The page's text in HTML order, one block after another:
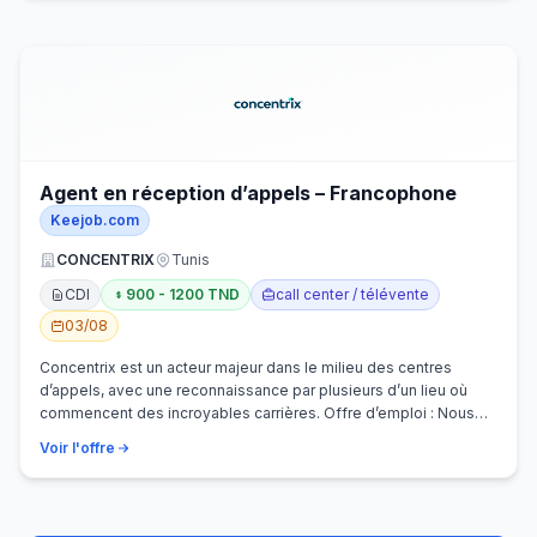
Agent en réception d’appels – Francophone
Keejob.com
CONCENTRIX
Tunis
CDI
900 - 1200 TND
call center / télévente
03/08
Concentrix est un acteur majeur dans le milieu des centres
d’appels, avec une reconnaissance par plusieurs d’un lieu où
commencent des incroyables carrières. Offre d’emploi : Nous
Voir l'offre